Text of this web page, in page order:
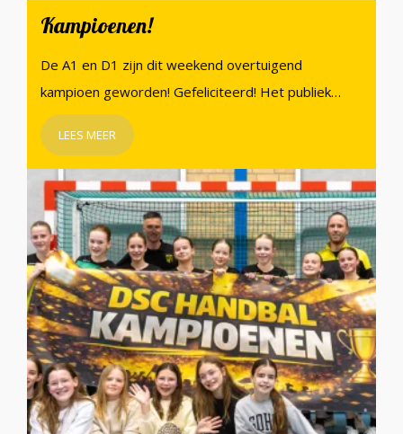
Kampioenen!
De A1 en D1 zijn dit weekend overtuigend
kampioen geworden! Gefeliciteerd! Het publiek…
LEES MEER